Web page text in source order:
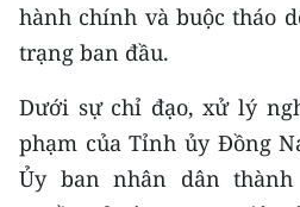
NHÂN DÂN HẰNG THÁNG
ĐỌC BÁO IN
hành chính và buộc tháo
trạng ban đầu.
Dưới sự chỉ đạo, xử lý
phạm của Tỉnh ủy Đồng
Ủy ban nhân dân